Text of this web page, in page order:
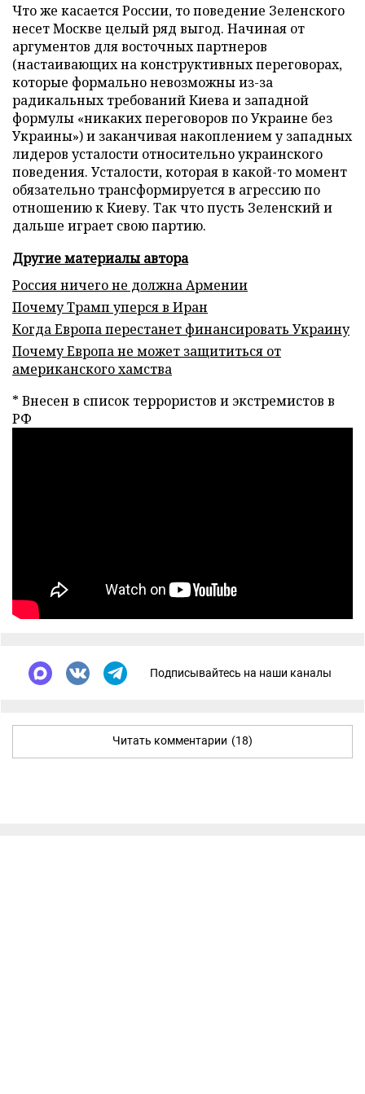
Что же касается России, то поведение Зеленского
несет Москве целый ряд выгод. Начиная от
аргументов для восточных партнеров
(настаивающих на конструктивных переговорах,
которые формально невозможны из-за
радикальных требований Киева и западной
формулы «никаких переговоров по Украине без
Украины») и заканчивая накоплением у западных
лидеров усталости относительно украинского
поведения. Усталости, которая в какой-то момент
обязательно трансформируется в агрессию по
отношению к Киеву. Так что пусть Зеленский и
дальше играет свою партию.
Другие материалы автора
Россия ничего не должна Армении
Почему Трамп уперся в Иран
Когда Европа перестанет финансировать Украину
Почему Европа не может защититься от
американского хамства
* Внесен в список террористов и экстремистов в
РФ
Подписывайтесь на наши каналы
Читать комментарии (18)